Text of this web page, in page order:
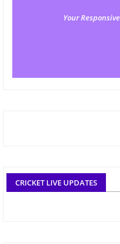
Your
CRICKET LIVE UPDATES